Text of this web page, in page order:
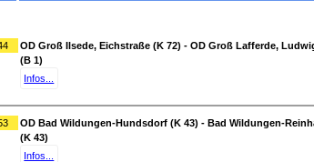
OD Groß Ilsede, Eichstraße (K 72) - OD Groß Lafferde,
(B 1)
Infos...
OD Bad Wildungen-Hundsdorf (K 43) - Bad Wildungen-
(K 43)
Infos...